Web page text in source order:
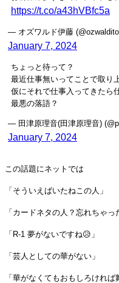
https://t.co/a43hVBfc5a
— オズワルド伊藤
January 7, 2024
ちょっと待って？
最近仕事無いってことで取り
仮にそれで仕事入ってきたら
最悪の落語？
— 田津原理音(田津原理音)
January 7, 2024
この話題にネットでは
「そういえばいたねこの人」
「カードネタの人？忘れちゃっ
「R-1 夢がないですね😥」
「芸人としての華がない」
「華がなくてもおもしろけれ